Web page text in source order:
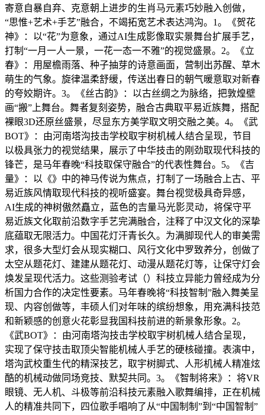
寄意自暴自弃、克意朝上进步的生肖马元素巧妙融入创做，
“思惟+艺术+手艺”融合，不竭拓宽艺术表达鸿沟。1。《贺花
神》：以“花”为意象，通过AI生成影像取实景舞台扩展手艺，
打制“一月一人一景，一花一态一不雅”的视觉盛景。2。《立
春》：用屋檐雨落、种子抽芽的诗意画面，营制出苏醒、草木
萌生的气象。旋律温柔舒缓，传送出春日的朝气暖意取对新春
的夸姣期许。3。《丝古韵》：以古丝绸之为脉络，把敦煌壁
画“搬”上舞台。舞者复刻姿势，融合古典取平易近族舞，搭配
裸眼3D还原丝盛景，尽显东方美学取文明交融之美。4。《武
BOT》：由河南塔沟技击学校取宇树机械人结合呈现，节目
以极具张力的视觉结果，展示了中华技击的刚劲取现代科技的
锋芒，是马年春晚“科技取保守融合”的代表性舞台。5。《吉
量》：以《》中的神马传说为焦点，打制了一场融合上古、平
易近族风情取现代科技的视听盛宴。舞台视觉极具奇异感，
AI生成的神树傲然矗立，蓝色的吉量马光影灵动，将保守平
易近族文化取前沿数字手艺完满融合，注释了中汉文化的深挚
底蕴取无限活力。中国花灯汗青长久。为满脚现代人的审美需
求，很多大型灯会从现实糊口、风行文化中罗致养分，创做了
太空从题花灯、建建从题花灯、动漫从题花灯等，让保守灯会
焕发呈现代活力。这些测验考试（）科技立异能力曾经成为分
析国力合作的决定性要素。马年春晚将“科技智制”融入舞美呈
现、内容创做等，丰硕人们对年味的缤纷想象，用充满科技范
和新颖感的创意火花彰显我国科技前进的新景象形象。2。
《武BOT》：由河南塔沟技击学校取宇树机械人结合呈现，
实现了保守技击取顶尖智能机械人手艺的硬核碰撞。表演中，
塔沟武校重生代的精深技艺，取宇树脚式、人形机械人精准炫
酷的机械动做同场竞技、默契共同。3。《智制将来》：将VR
眼镜、无人机、斗极等前沿科技元素融入歌舞编排，正在机械
人的精准共同下，四位歌手唱响了从“中国制制”到“中国智制”